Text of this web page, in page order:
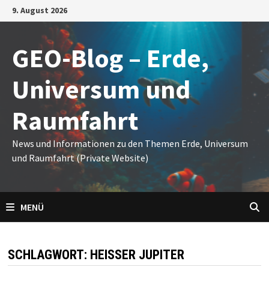
Zum
Inhalt
9. August 2026
GEO-Blog – Erde,
Universum und
Raumfahrt
News und Informationen zu den Themen Erde, Universum
und Raumfahrt (Private Website)
MENÜ
SCHLAGWORT: HEISSER JUPITER